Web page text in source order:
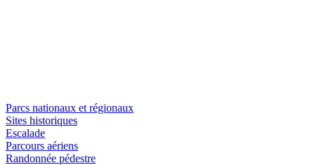
Parcs nationaux et régionaux
Sites historiques
Escalade
Parcours aériens
Randonnée pédestre